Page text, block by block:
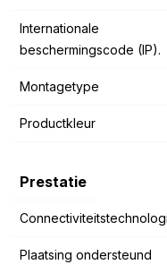
Internationale
beschermingscode (IP).
Montagetype
Productkleur
Prestatie
Plaatsing ondersteund